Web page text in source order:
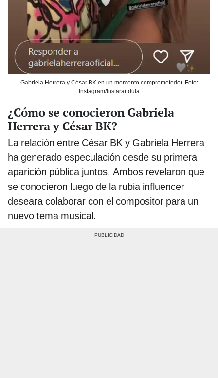
Gabriela Herrera y César BK en un momento comprometedor. Foto:
Instagram/Instarandula
¿Cómo se conocieron Gabriela
Herrera y César BK?
La relación entre César BK y Gabriela Herrera
ha generado especulación desde su primera
aparición pública juntos. Ambos revelaron que
se conocieron luego de la rubia influencer
deseara colaborar con el compositor para un
nuevo tema musical.